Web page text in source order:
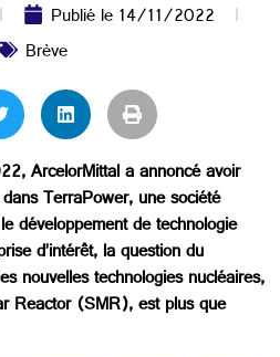
Publié le14/11/2022
Brève
ArcelorMittal a annoncé avoir
TerraPower, une société
développement de technologie
d’intérêt, la question du
nouvelles technologies nucléaires,
Reactor (SMR), est plus que